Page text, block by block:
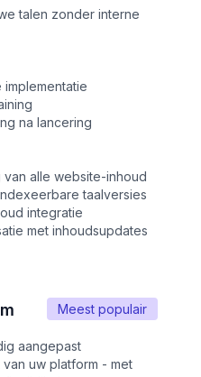
talen zonder interne
na lancering
alle website-inhoud
taalversies
integratie
met inhoudsupdates
Meest populair
aangepast
uw platform - met